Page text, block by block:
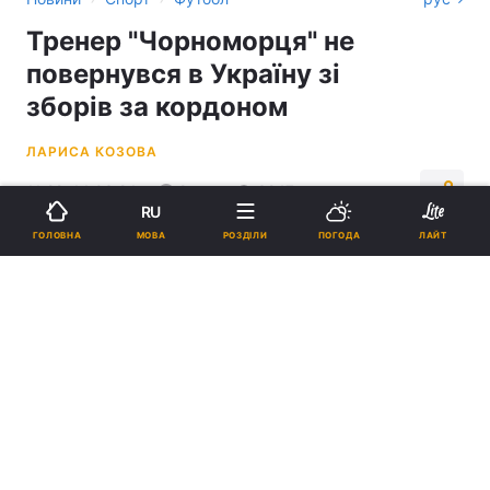
Тренер "Чорноморця" не
повернувся в Україну зі
зборів за кордоном
ЛАРИСА КОЗОВА
11:22, 14.03.24 2 хв. 3247
Підпишіться на нас в Google
ГОЛОВНА
RU
МОВА РОЗДІЛИ ПОГОДА ЛАЙТ